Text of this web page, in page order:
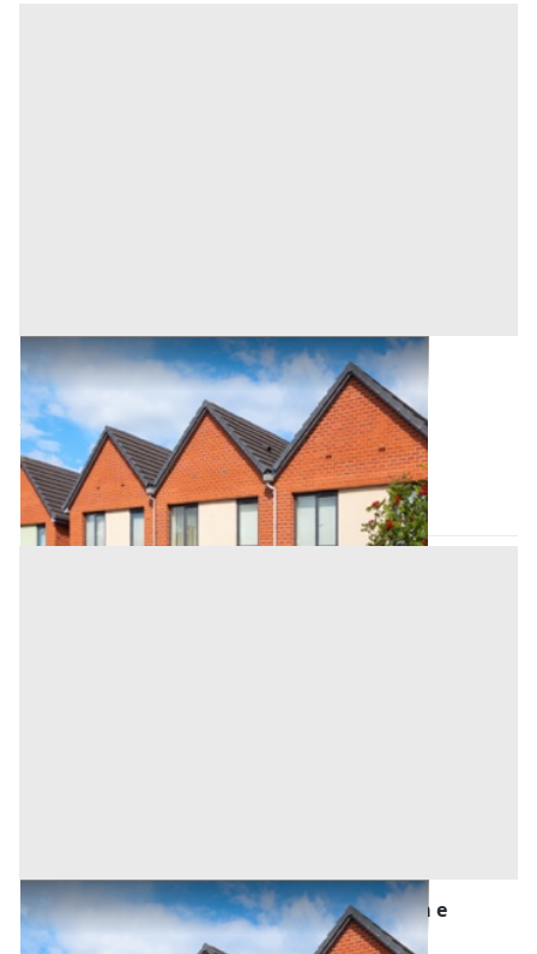
Asta Villette a schiera con ampio parco
Codogné (Treviso)
Offerta minima
222.000 € 296.000 €
Codice asta:b8ccc88c
12/10/2026
Asta Unità residenziale singola con piscina e
autorimessa